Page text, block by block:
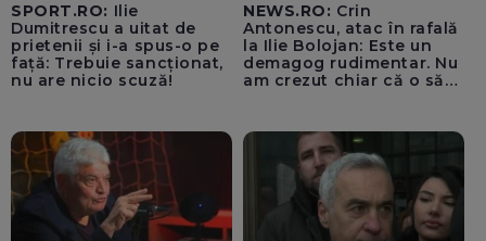
SPORT.RO: Ilie
Dumitrescu a uitat de
prietenii și i-a spus-o pe
față: Trebuie sancționat,
nu are nicio scuză!
NEWS.RO: Crin
Antonescu, atac în rafală
la Ilie Bolojan: Este un
demagog rudimentar. Nu
am crezut chiar că o să
Sighiartău, primarul de la
Reșița și Florin Roman